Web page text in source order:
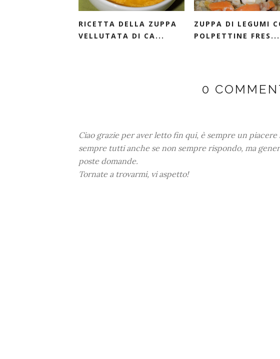
RICETTA DELLA ZUPPA
VELLUTATA DI CA...
ZUPPA DI LEGUMI
POLPETTINE FRES...
0
Ciao grazie per aver letto fin qui, è sempre un
sempre tutti anche se non sempre rispondo, ma
poste domande.
Tornate a trovarmi, vi aspetto!